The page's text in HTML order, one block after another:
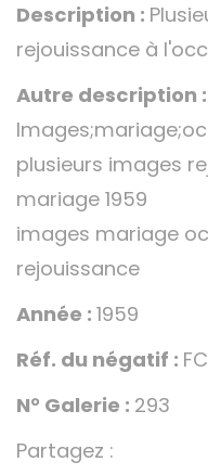
Description :
rejouissance à
Autre description :
plusieurs images
mariage 1959
images mariage
rejouissance
Année : 1959
Réf. du négatif :
N° Galerie : 293
Partagez :